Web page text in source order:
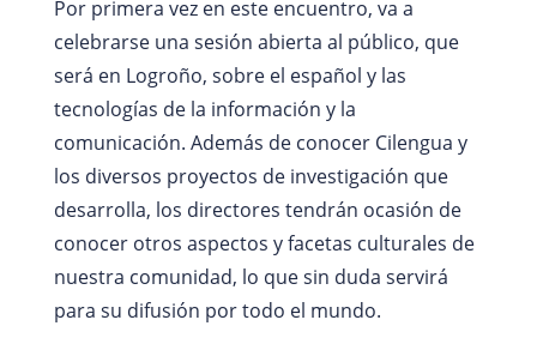
Por primera vez en este encuentro, va a
celebrarse una sesión abierta al público, que
será en Logroño, sobre el español y las
tecnologías de la información y la
comunicación. Además de conocer Cilengua y
los diversos proyectos de investigación que
desarrolla, los directores tendrán ocasión de
conocer otros aspectos y facetas culturales de
nuestra comunidad, lo que sin duda servirá
para su difusión por todo el mundo.